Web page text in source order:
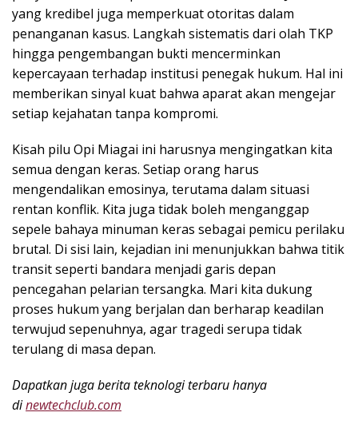
yang kredibel juga memperkuat otoritas dalam
penanganan kasus. Langkah sistematis dari olah TKP
hingga pengembangan bukti mencerminkan
kepercayaan terhadap institusi penegak hukum. Hal ini
memberikan sinyal kuat bahwa aparat akan mengejar
setiap kejahatan tanpa kompromi.
Kisah pilu Opi Miagai ini harusnya mengingatkan kita
semua dengan keras. Setiap orang harus
mengendalikan emosinya, terutama dalam situasi
rentan konflik. Kita juga tidak boleh menganggap
sepele bahaya minuman keras sebagai pemicu perilaku
brutal. Di sisi lain, kejadian ini menunjukkan bahwa titik
transit seperti bandara menjadi garis depan
pencegahan pelarian tersangka. Mari kita dukung
proses hukum yang berjalan dan berharap keadilan
terwujud sepenuhnya, agar tragedi serupa tidak
terulang di masa depan.
Dapatkan juga berita teknologi terbaru hanya
dinewtechclub.com